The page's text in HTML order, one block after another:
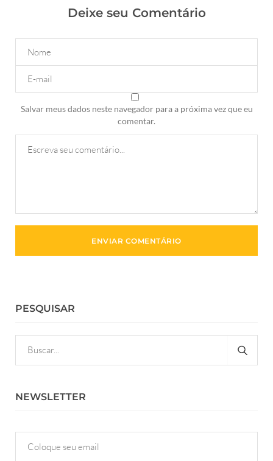
Deixe seu Comentário
Salvar meus dados neste navegador para a próxima vez que eu
comentar.
PESQUISAR
NEWSLETTER